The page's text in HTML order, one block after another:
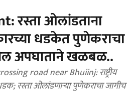
रस्ता ओलांडताना
धडकेत पुणेकराचा
अपघाताने खळबळ..
road near Bhuiinj: राष्ट्रीय
रस्ता ओलांडणाऱ्या पुणेकराचा जागीच